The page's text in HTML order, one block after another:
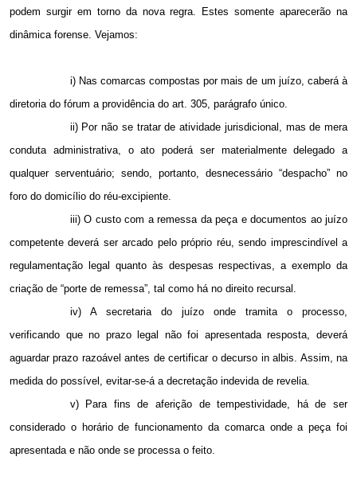
podem surgir em torno da nova regra. Estes somente aparecerão na
dinâmica forense. Vejamos:
i) Nas comarcas compostas por mais de um juízo, caberá à
diretoria do fórum a providência do art. 305, parágrafo único.
ii) Por não se tratar de atividade jurisdicional, mas de mera
conduta administrativa, o ato poderá ser materialmente delegado a
qualquer serventuário; sendo, portanto, desnecessário “despacho” no
foro do domicílio do réu-excipiente.
iii) O custo com a remessa da peça e documentos ao juízo
competente deverá ser arcado pelo próprio réu, sendo imprescindível a
regulamentação legal quanto às despesas respectivas, a exemplo da
criação de “porte de remessa”, tal como há no direito recursal.
iv) A secretaria do juízo onde tramita o processo,
verificando que no prazo legal não foi apresentada resposta, deverá
aguardar prazo razoável antes de certificar o decurso in albis. Assim, na
medida do possível, evitar-se-á a decretação indevida de revelia.
v) Para fins de aferição de tempestividade, há de ser
considerado o horário de funcionamento da comarca onde a peça foi
apresentada e não onde se processa o feito.